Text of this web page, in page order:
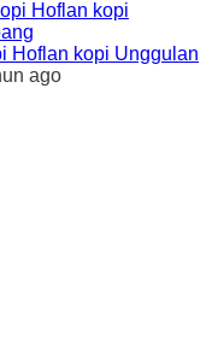
Hoflan kopi Unggulan
ago